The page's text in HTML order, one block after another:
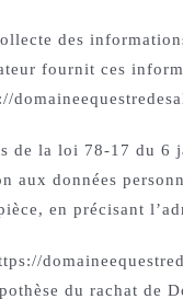
des
fournit ces
de la loi 78-17 du
données
en précisant
du rachat de